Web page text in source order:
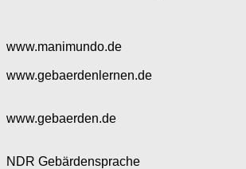
www.manimundo.de
www.gebaerdenlernen.de
www.gebaerden.de
NDR Gebärdensprache